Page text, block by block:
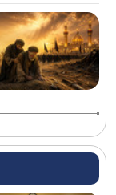
عراقچی: توافق با عمان
پیام وزیر کشور به
۱۱ سناتور دموکرات خواستار خروج آمریکا از جنگ با ایران شدند
مخبر: قلمِ خبرنگارِ
سردار